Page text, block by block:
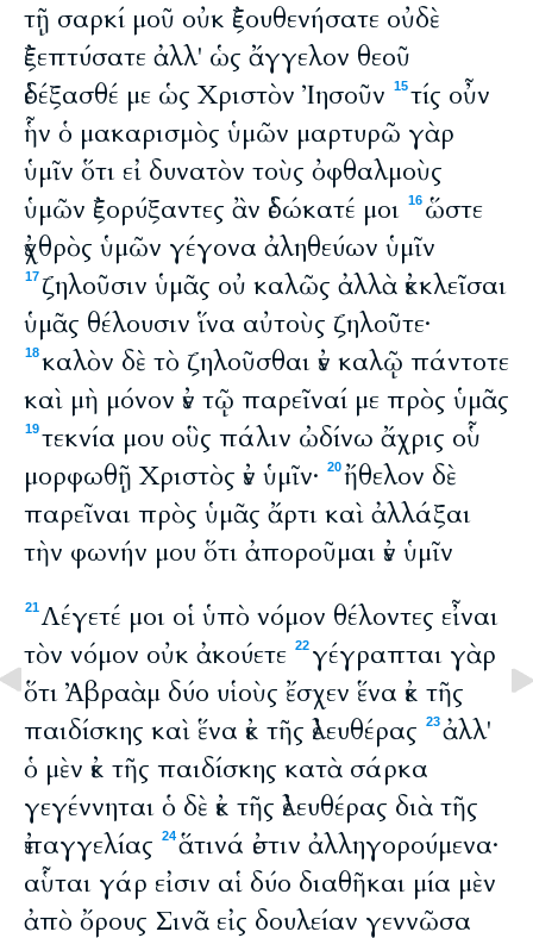
τῇ σαρκί μοῦ οὐκ ἐξουθενήσατε οὐδὲ
ἐξεπτύσατε ἀλλ' ὡς ἄγγελον θεοῦ
ἐδέξασθέ με ὡς Χριστὸν Ἰησοῦν
15τίς οὖν
ἧν ὁ μακαρισμὸς ὑμῶν μαρτυρῶ γὰρ
ὑμῖν ὅτι εἰ δυνατὸν τοὺς ὀφθαλμοὺς
ὑμῶν ἐξορύξαντες ἂν ἐδώκατέ μοι 16 ὥστε
ἐχθρὸς ὑμῶν γέγονα ἀληθεύων ὑμῖν
17 ζηλοῦσιν ὑμᾶς οὐ καλῶς ἀλλὰ ἐκκλεῖσαι
ὑμᾶς θέλουσιν ἵνα αὐτοὺς ζηλοῦτε·
18καλὸν δὲ τὸ ζηλοῦσθαι ἐν καλῷ πάντοτε
καὶ μὴ μόνον ἐν τῷ παρεῖναί με πρὸς ὑμᾶς
19τεκνία μου οὓς πάλιν ὠδίνω ἄχρις οὗ
μορφωθῇ Χριστὸς ἐν ὑμῖν·
20ἤθελον δὲ
παρεῖναι πρὸς ὑμᾶς ἄρτι καὶ ἀλλάξαι
τὴν φωνήν μου ὅτι ἀποροῦμαι ἐν ὑμῖν
21Λέγετέ μοι οἱ ὑπὸ νόμον θέλοντες εἶναι
τὸν νόμον οὐκ ἀκούετε 22 γέγραπται γὰρ
ὅτι Ἀβραὰμ δύο υἱοὺς ἔσχεν ἕνα ἐκ τῆς
παιδίσκης καὶ ἕνα ἐκ τῆς ἐλευθέρας
23ἀλλ'
ὁ μὲν ἐκ τῆς παιδίσκης κατὰ σάρκα
γεγέννηται ὁ δὲ ἐκ τῆς ἐλευθέρας διὰ τῆς
ἐπαγγελίας
24ἅτινά ἐστιν ἀλληγορούμενα·
αὗται γάρ εἰσιν αἱ δύο διαθῆκαι μία μὲν
ἀπὸ ὄρους Σινᾶ εἰς δουλείαν γεννῶσα